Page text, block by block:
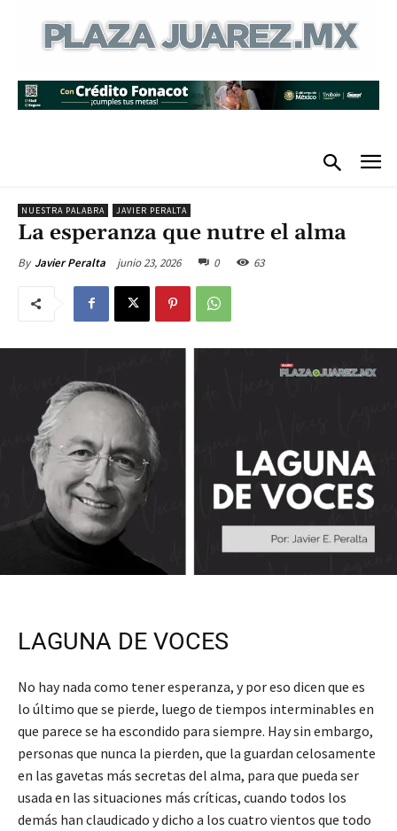
NUESTRA PALABRA JAVIER PERALTA
La esperanza que nutre el alma
By Javier Peralta junio 23, 2026 0 63
LAGUNA DE VOCES
No hay nada como tener esperanza, y por eso dicen que es
lo último que se pierde, luego de tiempos interminables en
que parece se ha escondido para siempre. Hay sin embargo,
personas que nunca la pierden, que la guardan celosamente
en las gavetas más secretas del alma, para que pueda ser
usada en las situaciones más críticas, cuando todos los
demás han claudicado y dicho a los cuatro vientos que todo